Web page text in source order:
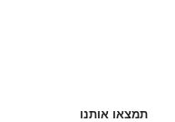
תמצאו אותנו